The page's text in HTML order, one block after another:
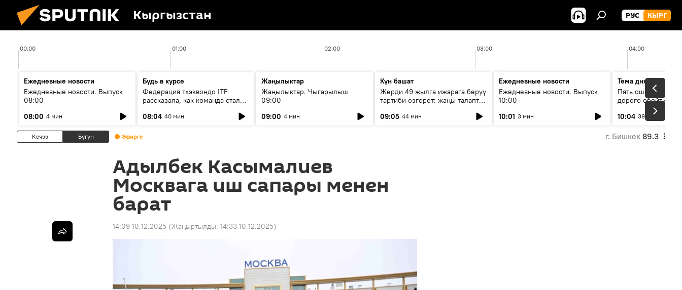
Кыргызстан РУС КЫРГ
00:00 01:00 02:00 03:00 04:00
Ежедневные новости
Ежедневные новости. Выпуск
08:00
08:00 4 мин
Будь в курсе
Федерация тхэквондо ITF
рассказала, как команда стала
08:04 40 мин
Жаңылыктар
Жаңылыктар. Чыгарылыш
09:00
09:00 4 мин
Күн башат
Жерди 49 жылга ижарага берүү
тартиби өзгөрөт: жаңы талаптар
09:05 44 мин
Ежедневные новости
Ежедневные новости. Выпуск
10:00
10:01 3 мин
Тема дня
Пять ошибок
дорого обойтись
10:04 39 мин
Кечээ Бүгүн Эфирге г. Бишкек 89.3
Адылбек Касымалиев
Москвага иш сапары менен
барат
14:09 10.12.2025 (Жаңыртылды: 14:33 10.12.2025)